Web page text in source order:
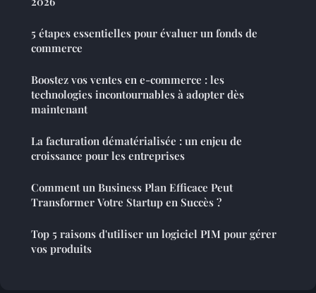
5 étapes essentielles pour évaluer un fonds de
commerce
Boostez vos ventes en e-commerce : les
technologies incontournables à adopter dès
maintenant
La facturation dématérialisée : un enjeu de
croissance pour les entreprises
Comment un Business Plan Efficace Peut
Transformer Votre Startup en Succès ?
Top 5 raisons d'utiliser un logiciel PIM pour gérer
vos produits